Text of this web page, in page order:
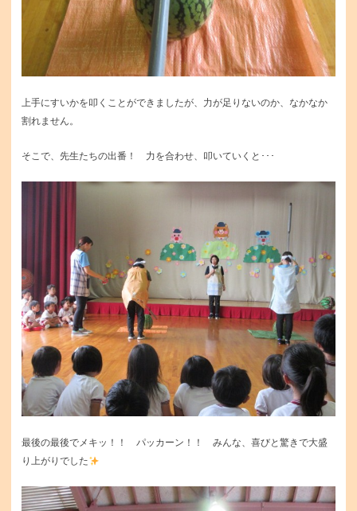
上手にすいかを叩くことができましたが、力が足りないのか、なかなか
割れません。
そこで、先生たちの出番！ 力を合わせ、叩いていくと･･･
最後の最後でメキッ！！ パッカーン！！ みんな、喜びと驚きで大盛
り上がりでした